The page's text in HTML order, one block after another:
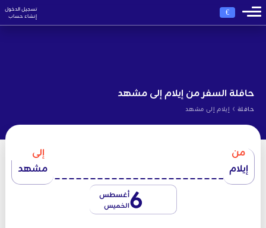
€
تسجيل الدخول
إنشاء حساب
حافلة السفر من إيلام إلى مشهد
حافلة › إيلام إلى مشهد
من
إيلام
إلى
مشهد
6أغسطس
الخميس